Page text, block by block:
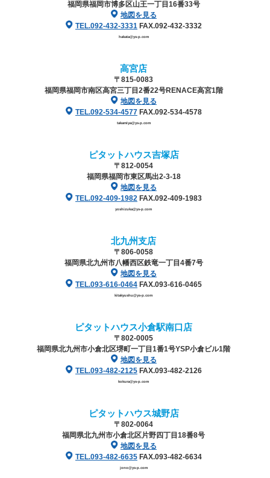
福岡県福岡市博多区山王一丁目16番33号
地図を見る
TEL.092-432-3331 FAX.092-432-3332
hakata@ys-p.com
高宮店
〒815-0083
福岡県福岡市南区高宮三丁目2番22号RENACE高宮1階
地図を見る
TEL.092-534-4577FAX.092-534-4578
takamiya@ys-p.com
ピタットハウス吉塚店
〒812-0054
福岡県福岡市東区馬出2-3-18
地図を見る
TEL.092-409-1982 FAX.092-409-1983
yoshizuka@ys-p.com
北九州支店
〒806-0058
福岡県北九州市八幡西区鉄竜一丁目4番7号
地図を見る
TEL.093-616-0464FAX.093-616-0465
kitakyushu@ys-p.com
ピタットハウス小倉駅南口店
〒802-0005
福岡県北九州市小倉北区堺町一丁目1番1号YSP小倉ビル1階
地図を見る
TEL.093-482-2125FAX.093-482-2126
kokura@ys-p.com
ピタットハウス城野店
〒802-0064
福岡県北九州市小倉北区片野四丁目18番8号
地図を見る
TEL.093-482-6635FAX.093-482-6634
jono@ys-p.com